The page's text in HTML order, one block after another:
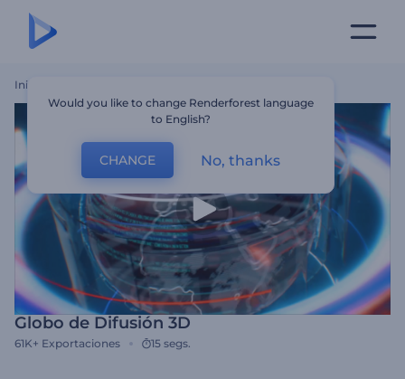
Inicio
Globo de Difusión 3D
61K+ Exportaciones 15 segs.
Would you like to change Renderforest language
to English?
CHANGE No, thanks